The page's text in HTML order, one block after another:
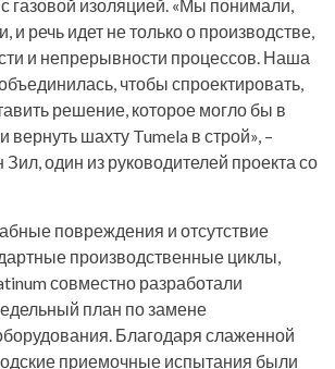
газовой изоляцией. «Мы понимали,
и речь идет не только о производстве,
и непрерывности процессов. Наша
чтобы спроектировать,
решение, которое могло бы в
вернуть шахту Tumela в строй», –
Зил, один из руководителей проекта со
повреждения и отсутствие
производственные циклы,
совместно разработали
план по замене
Благодаря слаженной
приемочные испытания были